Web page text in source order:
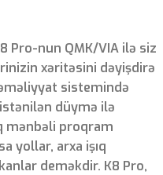
Pro-nun QMK/VIA ilə siz
xəritəsini dəyişdirə
sistemində
düymə ilə
mənbəli proqram
yollar, arxa işıq
deməkdir. K8 Pro,